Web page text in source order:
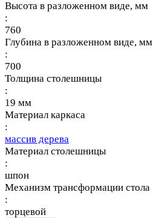
Высота в разложенном виде, мм
:
760
Глубина в разложенном виде, мм
:
700
Толщина столешницы
:
19 мм
Материал каркаса
:
массив дерева
Материал столешницы
:
шпон
Механизм трансформации стола
:
торцевой